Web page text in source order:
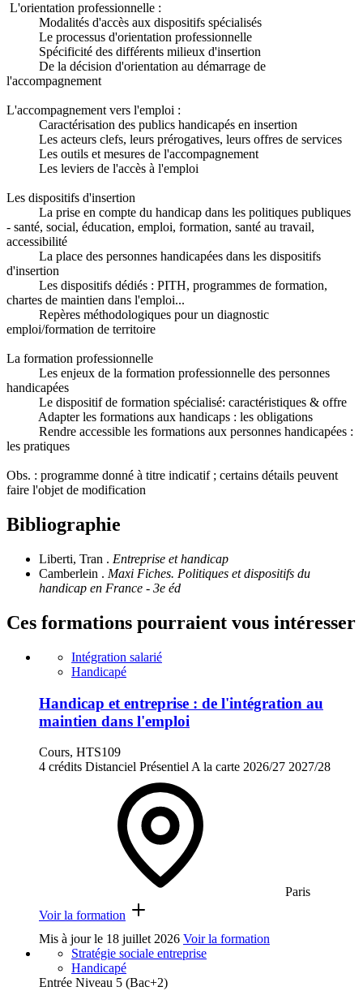
L'orientation professionnelle :
Modalités d'accès aux dispositifs spécialisés
Le processus d'orientation professionnelle
Spécificité des différents milieux d'insertion
De la décision d'orientation au démarrage de
l'accompagnement
L'accompagnement vers l'emploi :
Caractérisation des publics handicapés en insertion
Les acteurs clefs, leurs prérogatives, leurs offres de services
Les outils et mesures de l'accompagnement
Les leviers de l'accès à l'emploi
Les dispositifs d'insertion
La prise en compte du handicap dans les politiques publiques
- santé, social, éducation, emploi, formation, santé au travail,
accessibilité
La place des personnes handicapées dans les dispositifs
d'insertion
Les dispositifs dédiés : PITH, programmes de formation,
chartes de maintien dans l'emploi...
Repères méthodologiques pour un diagnostic
emploi/formation de territoire
La formation professionnelle
Les enjeux de la formation professionnelle des personnes
handicapées
Le dispositif de formation spécialisé: caractéristiques & offre
Adapter les formations aux handicaps : les obligations
Rendre accessible les formations aux personnes handicapées :
les pratiques
Obs. : programme donné à titre indicatif ; certains détails peuvent
faire l'objet de modification
Bibliographie
Liberti, Tran . Entreprise et handicap
Camberlein . Maxi Fiches. Politiques et dispositifs du
handicap en France - 3e éd
Ces formations pourraient vous intéresser
Intégration salarié
Handicapé
Handicap et entreprise : de l'intégration au
maintien dans l'emploi
Cours, HTS109
4 crédits Distanciel Présentiel A la carte 2026/27 2027/28
Paris
Voir la formation
Mis à jour le 18 juillet 2026 Voir la formation
Stratégie sociale entreprise
Handicapé
Entrée Niveau 5 (Bac+2)